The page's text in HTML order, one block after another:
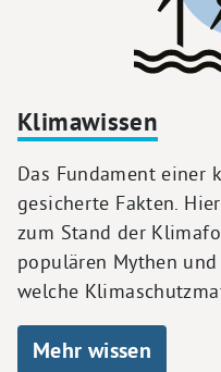
Klimawissen
Das Fundament einer
gesicherte Fakten.
zum Stand der
populären Mythen
welche
Mehr wissen